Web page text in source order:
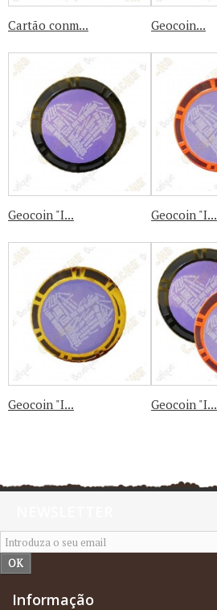
Cartão conm... Geocoin...
Geocoin "I... Geocoin "I...
Geocoin "I... Geocoin "I...
OK
Informação